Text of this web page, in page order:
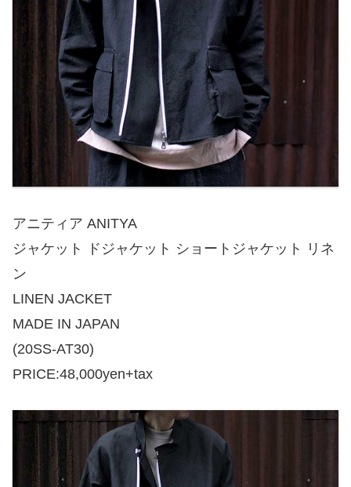
アニティア ANITYA
ジャケット ドジャケット ショートジャケット リネ
ン
LINEN JACKET
MADE IN JAPAN
(20SS-AT30)
PRICE:48,000yen+tax